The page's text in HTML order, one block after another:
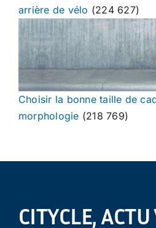
arrière de vélo (224 627)
Choisir la bonne taille de
morphologie (218 769)
CITYCLE,